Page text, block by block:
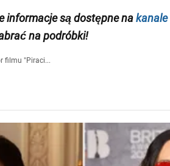
informacje są dostępne nakanale
na podróbki!
filmu "Piraci...